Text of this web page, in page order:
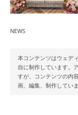
NEWS
本コンテンツはウェデ
自に制作しています。
すが、コンテンツの内
画、編集、制作していま